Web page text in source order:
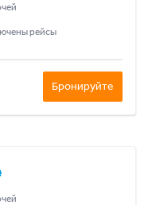
рейсы
Бронируйте